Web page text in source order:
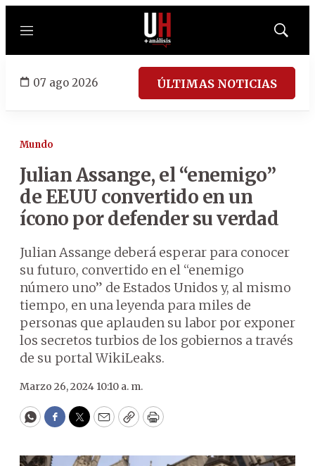
Menú
Mostrar
07 ago 2026 ÚLTIMAS NOTICIAS
Mundo
Julian Assange, el “enemigo”
de EEUU convertido en un
ícono por defender su verdad
Julian Assange deberá esperar para conocer
su futuro, convertido en el “enemigo
número uno” de Estados Unidos y, al mismo
tiempo, en una leyenda para miles de
personas que aplauden su labor por exponer
los secretos turbios de los gobiernos a través
de su portal WikiLeaks.
Marzo 26, 2024 10:10 a. m.
WhatsApp
Facebook
Twitter
EmailCopyPrint